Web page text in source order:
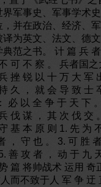
军事史、军事学术
并在政治、经济、
为英文、法文、德
范之书。 计 篇 兵
可 不 察 。 兵者国
挫 锐 以 十 万 大 军
久 ， 就 会 导 致 士
必 以 全 争 于 天 下
伐 谋 ， 其 次 伐 交
基 本 原 则 1. 先 为
， 守 也 。 3. 可 胜
善 攻 者 ， 动 于 九
篇 将帅战术 运用 奇
而不致于人 军 争 迂